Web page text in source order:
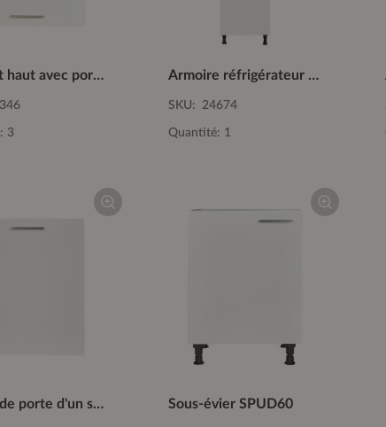
Elément haut avec porte lift pliante WFL60-1
3
Armoire réfrigérateur / congélateur GD194-1
SKU: 24674
Quantité: 1
Façade de porte d'un seul tenant GSBD60-I Sous-évier SPUD60